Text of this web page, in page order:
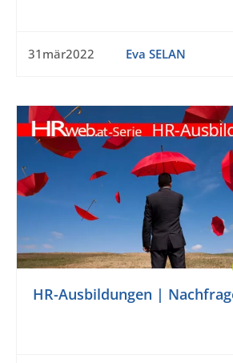
31mär2022 Eva SELAN
HR-Ausbildungen |